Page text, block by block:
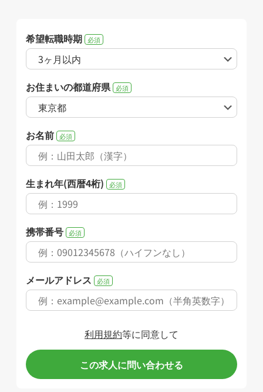
希望転職時期 必須
お住まいの都道府県 必須
お名前 必須
生まれ年(西暦4桁) 必須
携帯番号 必須
メールアドレス 必須
利用規約等に同意して
この求人に問い合わせる